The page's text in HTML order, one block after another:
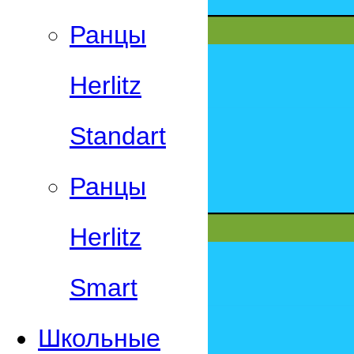
Ранцы
Herlitz
Standart
Ранцы
Herlitz
Smart
Школьные